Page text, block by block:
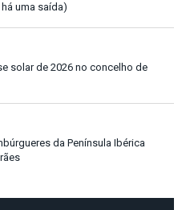
uma saída)
solar de 2026 no concelho de
da Península Ibérica